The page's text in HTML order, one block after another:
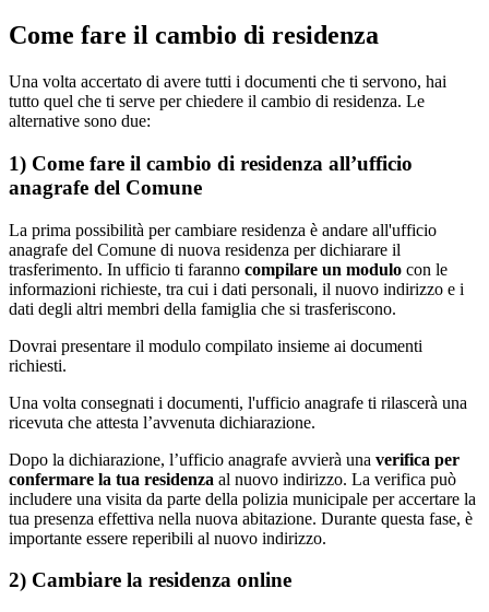
Come fare il cambio di residenza
Una volta accertato di avere tutti i documenti che ti servono, hai
tutto quel che ti serve per chiedere il cambio di residenza. Le
alternative sono due:
1) Come fare il cambio di residenza all’ufficio
anagrafe del Comune
La prima possibilità per cambiare residenza è andare all'ufficio
anagrafe del Comune di nuova residenza per dichiarare il
trasferimento. In ufficio ti faranno compilare un modulo con le
informazioni richieste, tra cui i dati personali, il nuovo indirizzo e i
dati degli altri membri della famiglia che si trasferiscono.
Dovrai presentare il modulo compilato insieme ai documenti
richiesti.
Una volta consegnati i documenti, l'ufficio anagrafe ti rilascerà una
ricevuta che attesta l’avvenuta dichiarazione.
Dopo la dichiarazione, l’ufficio anagrafe avvierà una verifica per
confermare la tua residenza al nuovo indirizzo. La verifica può
includere una visita da parte della polizia municipale per accertare la
tua presenza effettiva nella nuova abitazione. Durante questa fase, è
importante essere reperibili al nuovo indirizzo.
2) Cambiare la residenza online